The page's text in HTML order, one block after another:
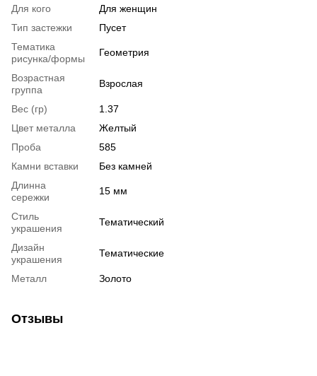
Для кого
Для женщин
Тип застежки
Пусет
Тематика
рисунка/формы
Геометрия
Возрастная
группа
Взрослая
Вес (гр)
1.37
Цвет металла
Желтый
Проба
585
Камни вставки
Без камней
Длинна
сережки
15 мм
Стиль
украшения
Тематический
Дизайн
украшения
Тематические
Металл Золото
Отзывы